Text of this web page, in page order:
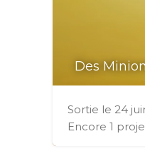
Des
Sortie le 24
Encore 1